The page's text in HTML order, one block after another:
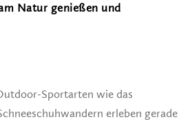
Natur genießen und
Sportarten wie das
erleben gerade